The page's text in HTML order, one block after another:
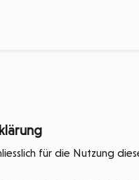
für die Nutzung